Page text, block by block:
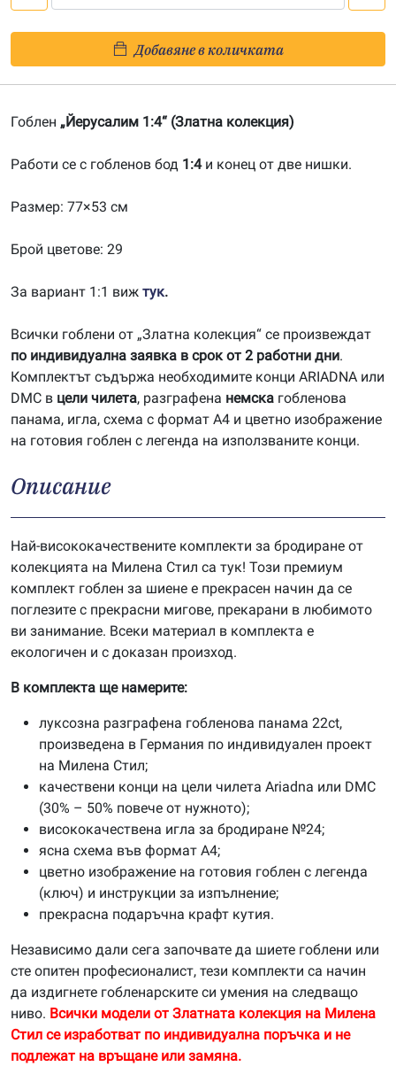
1:4-
20100433
Добавяне в количката
Гоблен „Йерусалим 1:4“ (Златна колекция)
Работи се с гобленов бод 1:4и конец от две нишки.
Размер: 77×53 см
Брой цветове: 29
За вариант 1:1 виж тук.
Всички гоблени от „Златна колекция“ се произвеждат
по индивидуална заявка в срок от 2 работни дни.
Комплектът съдържа необходимите конци ARIADNA или
DMC в цели чилета, разграфена немска гобленова
панама, игла, схема с формат А4 и цветно изображение
на готовия гоблен с легенда на използваните конци.
Описание
Най-висококачествените комплекти за бродиране от
колекцията на Милена Стил са тук! Този премиум
комплект гоблен за шиене е прекрасен начин да се
поглезите с прекрасни мигове, прекарани в любимото
ви занимание. Всеки материал в комплекта е
екологичен и с доказан произход.
В комплекта ще намерите:
луксозна разграфена гобленова панама 22ct,
произведена в Германия по индивидуален проект
на Милена Стил;
качествени конци на цели чилета Ariadna или DMC
(30% – 50% повече от нужното);
висококачествена игла за бродиране №24;
ясна схема във формат А4;
цветно изображение на готовия гоблен с легенда
(ключ) и инструкции за изпълнение;
прекрасна подаръчна крафт кутия.
Независимо дали сега започвате да шиете гоблени или
сте опитен професионалист, тези комплекти са начин
да издигнете гобленарските си умения на следващо
ниво. Всички модели от Златната колекция на Милена
Стил се изработват по индивидуална поръчка и не
подлежат на връщане или замяна.